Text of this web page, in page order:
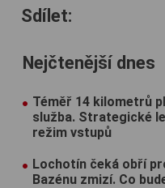
Sdílet:
Nejčtenější dnes
Téměř 14 kilometrů
služba. Strategické
režim vstupů
Lochotín čeká obří
Bazénu zmizí. Co